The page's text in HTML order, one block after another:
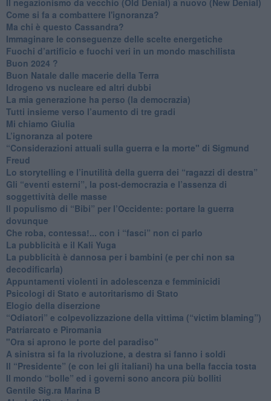
Come si fa a combattere l'ignoranza?
Ma chi è questo Cassandra?
Immaginare le conseguenze delle scelte energetiche
​Fuochi d’artificio e fuochi veri in un mondo maschilista
Buon 2024 ?
​Buon Natale dalle macerie della Terra
​Idrogeno vs nucleare ed altri dubbi
​La mia generazione ha perso (la democrazia)
​Tutti insieme verso l’aumento di tre gradi
Mi chiamo Giulia
L’ignoranza al potere
​“Considerazioni attuali sulla guerra e la morte" di Sigmund
Freud
​Lo storytelling e l’inutilità della guerra dei “ragazzi di destra”
​Gli “eventi esterni”, la post-democrazia e l’assenza di
soggettività delle masse
​Il populismo di “Bibi” per l’Occidente: portare la guerra
dovunque
​Che roba, contessa!... con i “fasci” non ci parlo
La pubblicità e il Kali Yuga
​La pubblicità è dannosa per i bambini (e per chi non sa
decodificarla)
​Appuntamenti violenti in adolescenza e femminicidi
​Psicologi di Stato e autoritarismo di Stato
Elogio della diserzione
“Odiatori” e colpevolizzazione della vittima (“victim blaming”)
​Patriarcato e Piromania
"Ora si aprono le porte del paradiso"
​A sinistra si fa la rivoluzione, a destra si fanno i soldi
​Il “Presidente” (e con lei gli italiani) ha una bella faccia tosta
​Il mondo “bolle” ed i governi sono ancora più bolliti
​Gentile Sig.ra Marina B